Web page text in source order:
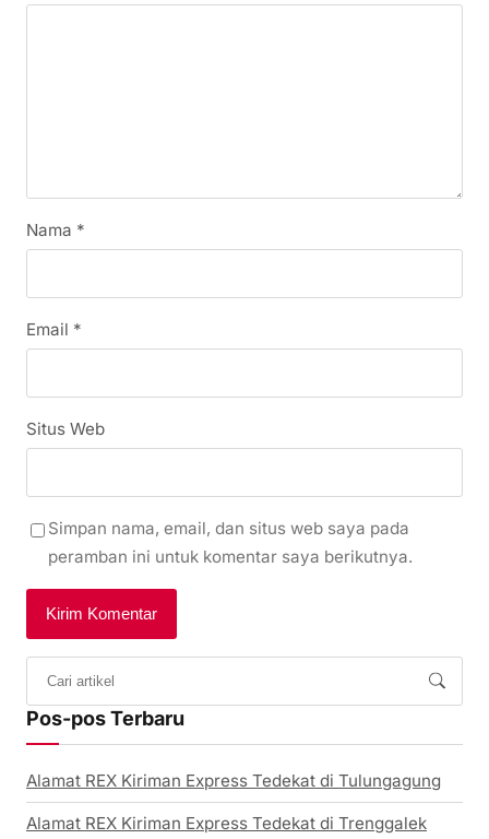
Nama *
Email *
Situs Web
Simpan nama, email, dan situs web saya pada
peramban ini untuk komentar saya berikutnya.
Pos-pos Terbaru
Alamat REX Kiriman Express Tedekat di Tulungagung
Alamat REX Kiriman Express Tedekat di Trenggalek